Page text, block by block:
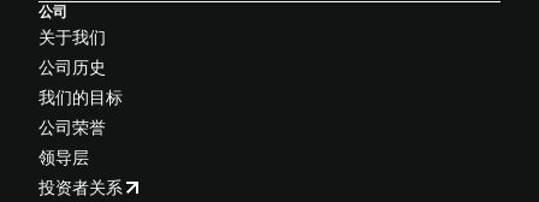
公司
关于我们
公司历史
我们的目标
公司荣誉
领导层
投资者关系